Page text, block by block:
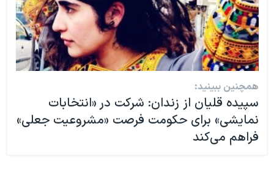
همچنین ببینید:
سپیده قلیان از زندان: شرکت در «انتخابات
نمایشی» برای حکومت فرصت «مشروعیت جعلی»
فراهم می‌کند